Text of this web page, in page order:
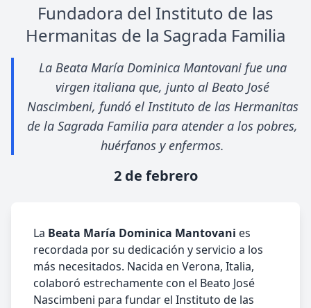
Fundadora del Instituto de las
Hermanitas de la Sagrada Familia
La Beata María Dominica Mantovani fue una
virgen italiana que, junto al Beato José
Nascimbeni, fundó el Instituto de las Hermanitas
de la Sagrada Familia para atender a los pobres,
huérfanos y enfermos.
2 de febrero
La Beata María Dominica Mantovani es
recordada por su dedicación y servicio a los
más necesitados. Nacida en Verona, Italia,
colaboró estrechamente con el Beato José
Nascimbeni para fundar el Instituto de las